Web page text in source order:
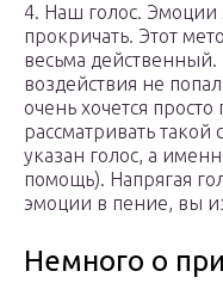
4. Наш голос.
прокричать. Этот
весьма действенный.
воздействия не
очень хочется
рассматривать такой
указан голос, а
помощь). Напрягая
эмоции в пение, вы
Немного о